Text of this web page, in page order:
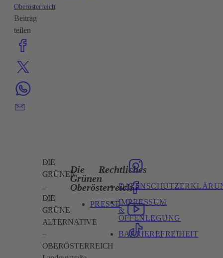
Oberösterreich
Beitrag
teilen
DIE
GRÜNEN
–
DIE
GRÜNE
ALTERNATIVE
–
OBERÖSTERREICH
Die
Grünen
Oberösterreich
PRESSE
Rechtliches
IMPRESSUM
&
OFFENLEGUNG
BARRIEREFREIHEIT